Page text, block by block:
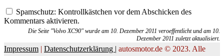
Spamschutz: Kontrollkästchen vor dem Abschicken des
Kommentars aktivieren.
Die Seite "Volvo XC90" wurde am 10. Dezember 2011 veroeffentlicht und am 10.
Dezember 2011 zuletzt aktualisiert.
Impressum | Datenschutzerklärung | autosmotor.de © 2023. Alle